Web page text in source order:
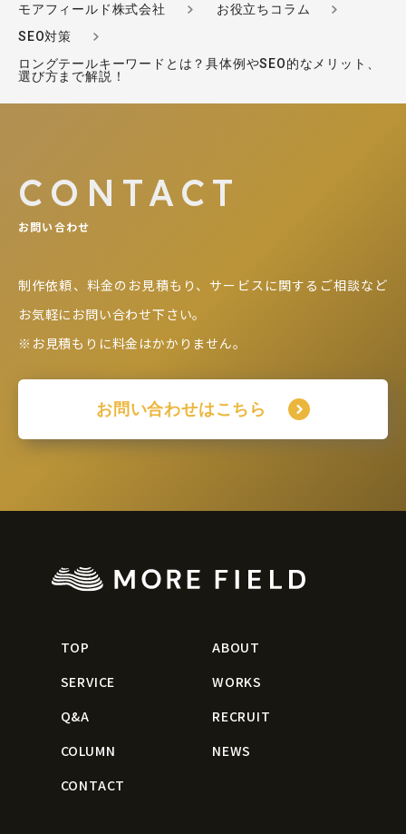
モアフィールド株式会社
お役立ちコラム
SEO対策
ロングテールキーワードとは？具体例やSEO的なメリット、
選び方まで解説！
CONTACT
お問い合わせ
制作依頼、料金のお見積もり、サービスに関するご相談など
お気軽にお問い合わせ下さい。
※お見積もりに料金はかかりません。
お問い合わせはこちら
TOP
ABOUT
SERVICE
WORKS
Q&A
RECRUIT
COLUMN
NEWS
CONTACT